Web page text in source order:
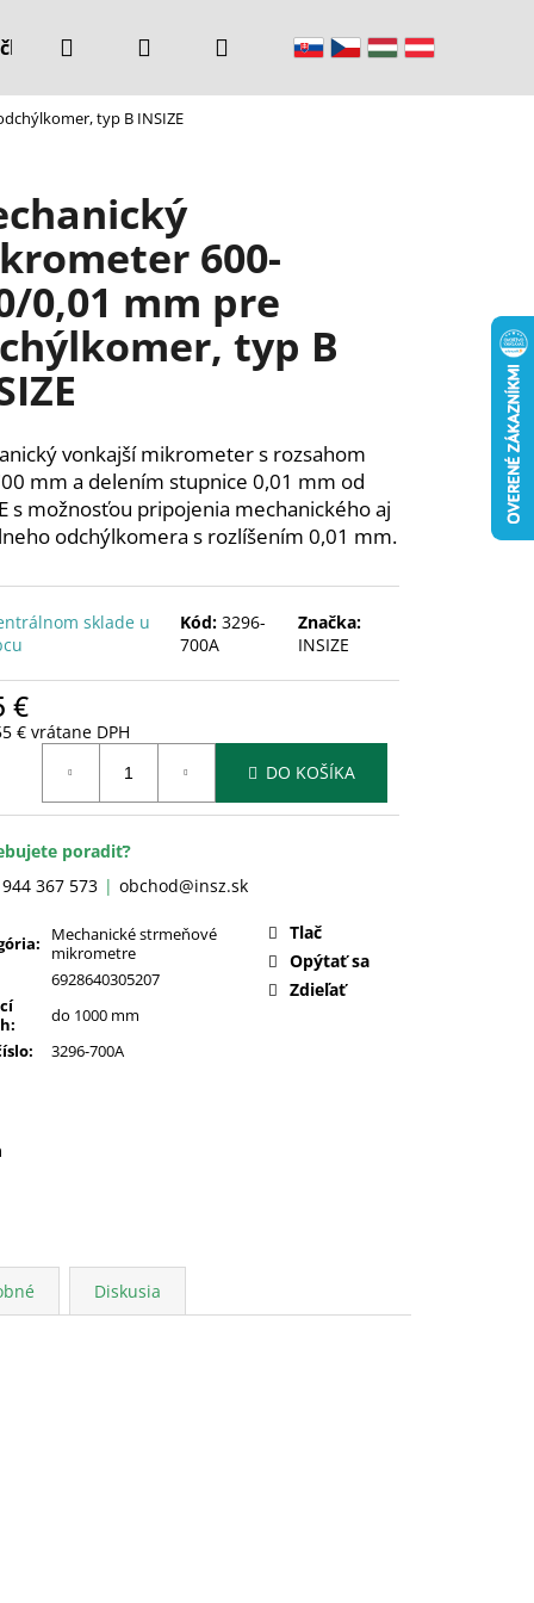
Kontakty
Hľadať PrihlásenieNákupný
typ B INSIZE
600-
0,01 mm pre
typ B
vonkajší mikrometer s rozsahom
mm a delením stupnice 0,01 mm od
s možnosťou pripojenia mechanického aj
odchýlkomera s rozlíšením 0,01 mm.
sklade u
Kód: 3296-
700A
Značka:
INSIZE
€
€ vrátane DPH
DO KOŠÍKA
poradiť?
367 573
obchod@insz.sk
:
Mechanické strmeňové
mikrometre
6928640305207
:
do 1000 mm
: 3296-700A
Tlač
Opýtať sa
Zdieľať
Diskusia